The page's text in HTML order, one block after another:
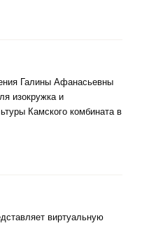
Галины Афанасьевны
изокружка и
Камского комбината в
виртуальную